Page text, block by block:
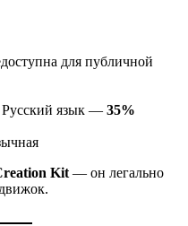
для публичной
Русский язык — 35%
Kit — он легально